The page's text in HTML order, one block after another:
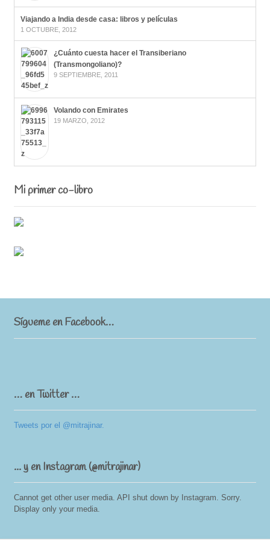
Viajando a India desde casa: libros y películas
1 OCTUBRE, 2012
¿Cuánto cuesta hacer el Transiberiano
(Transmongoliano)?
9 SEPTIEMBRE, 2011
Volando con Emirates
19 MARZO, 2012
Mi primer co-libro
Sígueme en Facebook…
… en Twitter …
Tweets por el @mitrajinar.
... y en Instagram (@mitrajinar)
Cannot get other user media. API shut down by Instagram. Sorry.
Display only your media.